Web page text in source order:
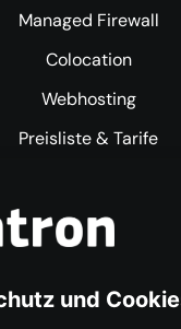
Managed Firewall
Colocation
Webhosting
Preisliste & Tarife
Mehr centron
High Availability